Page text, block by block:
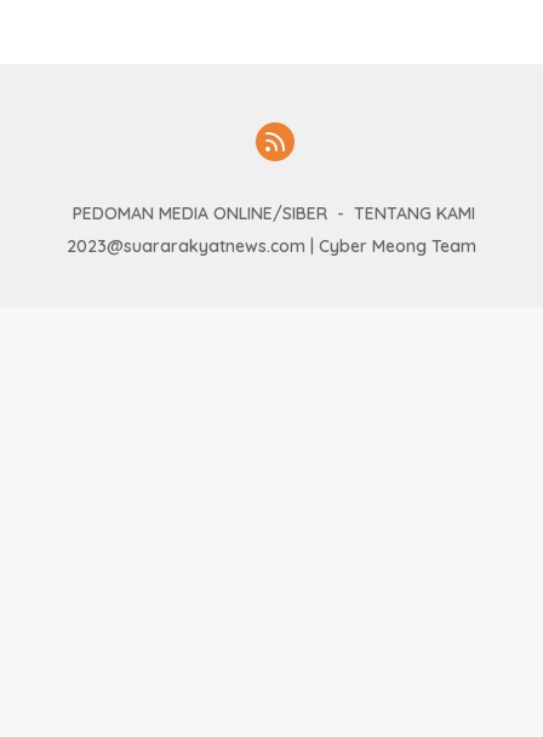
PEDOMAN MEDIA ONLINE/SIBER
TENTANG KAMI
2023@suararakyatnews.com | Cyber Meong Team